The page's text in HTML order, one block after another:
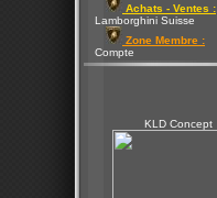
Achats - Ventes :
Lamborghini Suisse
Zone Membre :
Compte
KLD Concept